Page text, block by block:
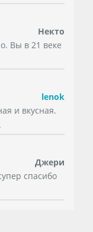
Некто
Вы в 21 веке
lenok
и вкусная.
Джери
спасибо